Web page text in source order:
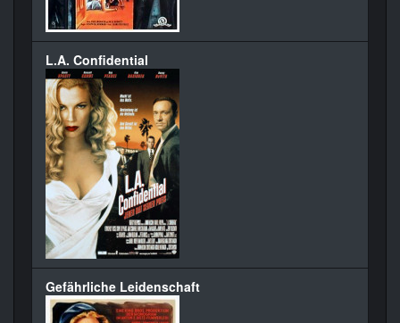
L.A. Confidential
Gefährliche Leidenschaft